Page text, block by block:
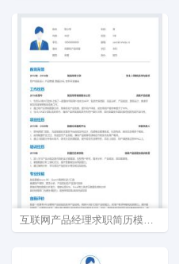
互联网产品经理求职简历模板word下载